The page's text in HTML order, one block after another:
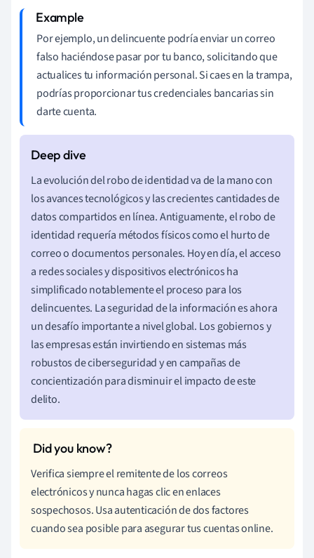
Por ejemplo, un delincuente podría enviar un correo
falso haciéndose pasar por tu banco, solicitando que
actualices tu información personal. Si caes en la trampa,
podrías proporcionar tus credenciales bancarias sin
darte cuenta.
La evolución del robo de identidad va de la mano con
los avances tecnológicos y las crecientes cantidades de
datos compartidos en línea. Antiguamente, el robo de
identidad requería métodos físicos como el hurto de
correo o documentos personales. Hoy en día, el acceso
a redes sociales y dispositivos electrónicos ha
simplificado notablemente el proceso para los
delincuentes. La seguridad de la información es ahora
un desafío importante a nivel global. Los gobiernos y
las empresas están invirtiendo en sistemas más
robustos de ciberseguridad y en campañas de
concientización para disminuir el impacto de este
delito.
Verifica siempre el remitente de los correos
electrónicos y nunca hagas clic en enlaces
sospechosos. Usa autenticación de dos factores
cuando sea posible para asegurar tus cuentas online.